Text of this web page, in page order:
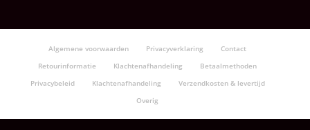
Algemene voorwaarden Privacyverklaring
Contact
Retourinformatie
Klachtenafhandeling
Betaalmethoden
Privacybeleid
Klachtenafhandeling
Verzendkosten & levertijd
Overig